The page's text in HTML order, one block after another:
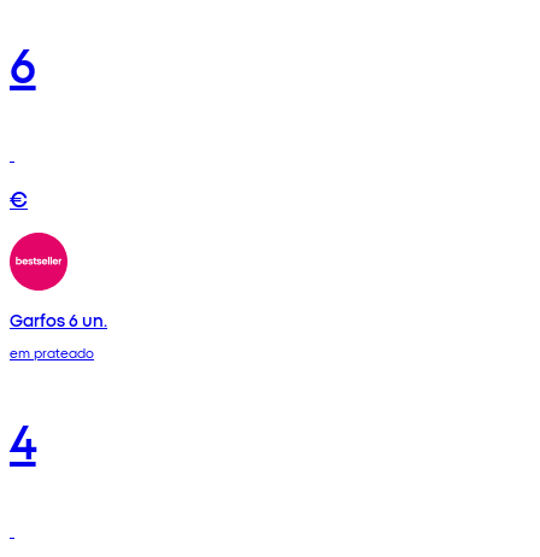
6
€
Garfos 6 un.
em prateado
4